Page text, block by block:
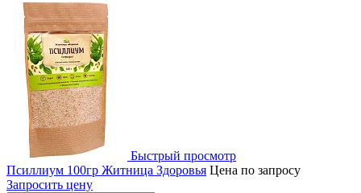
Быстрый просмотр
Псиллиум 100гр Житница Здоровья Цена по запросу
Запросить цену